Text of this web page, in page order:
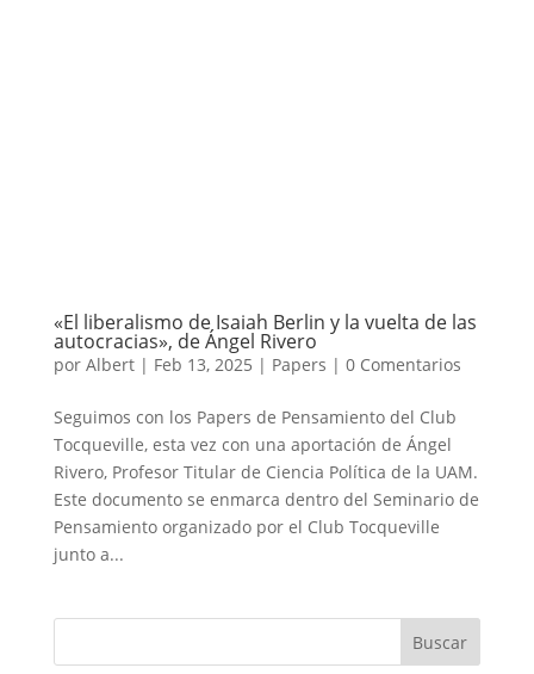
«El liberalismo de Isaiah Berlin y la vuelta de las
autocracias», de Ángel Rivero
por Albert| Feb 13, 2025 | Papers | 0 Comentarios
Seguimos con los Papers de Pensamiento del Club
Tocqueville, esta vez con una aportación de Ángel
Rivero, Profesor Titular de Ciencia Política de la UAM.
Este documento se enmarca dentro del Seminario de
Pensamiento organizado por el Club Tocqueville
junto a...